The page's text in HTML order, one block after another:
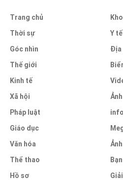
Trang chủ
Thời sự
Góc nhìn
Thế giới
Kinh tế
Xã hội
Pháp luật
Giáo dục
Văn hóa
Thể thao
Hồ sơ
Y tế
Địa
Ảnh